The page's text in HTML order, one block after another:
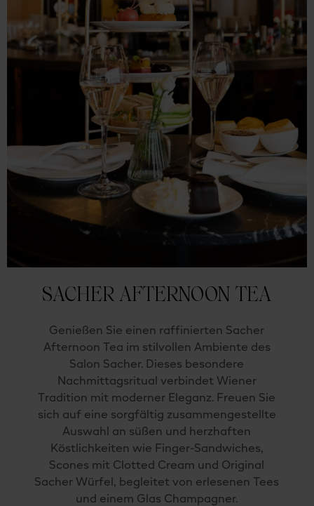
SACHER AFTERNOON TEA
Genießen Sie einen raffinierten Sacher
Afternoon Tea im stilvollen Ambiente des
Salon Sacher. Dieses besondere
Nachmittagsritual verbindet Wiener
Tradition mit moderner Eleganz. Freuen Sie
sich auf eine sorgfältig zusammengestellte
Auswahl an süßen und herzhaften
Köstlichkeiten wie Finger-Sandwiches,
Scones mit Clotted Cream und Original
Sacher Würfel, begleitet von erlesenen Tees
und einem Glas Champagner.